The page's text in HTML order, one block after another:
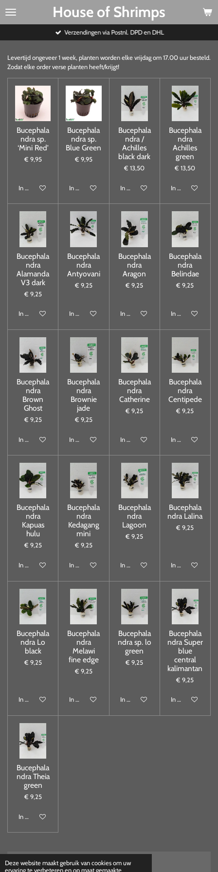
Deze website maakt gebruik van cookies om uw
ervaring te verbeteren en op maat gemaakte
Ga
House of Shrimps
Verzendingen via Postnl. DPD en DHL
Levertijd ongeveer 1 week, planten worden elke vrijdag om 17.00 uur besteld.
Zodat elke order verse planten heeft/krijgt!
Bucephala
ndra sp.
‘Mini Red’
€ 9,95
In winkelwagen
Bucephala
ndra sp.
Blue Green
€ 9,95
In winkelwagen
Bucephala
ndra /
Achilles
black dark
€ 13,50
In winkelwagen
Bucephala
ndra
Achilles
green
€ 13,50
In winkelwagen
Bucephala
ndra
Alamanda
V3 dark
€ 9,25
In winkelwagen
Bucephala
ndra
Antyovani
€ 9,25
In winkelwagen
Bucephala
ndra
Aragon
€ 9,25
In winkelwagen
Bucephala
ndra
Belindae
€ 9,25
In winkelwagen
Bucephala
ndra
Brown
Ghost
€ 9,25
In winkelwagen
Bucephala
ndra
Brownie
jade
€ 9,25
In winkelwagen
Bucephala
ndra
Catherine
€ 9,25
In winkelwagen
Bucephala
ndra
Centipede
€ 9,25
In winkelwagen
Bucephala
ndra
Kapuas
hulu
€ 9,25
In winkelwagen
Bucephala
ndra
Kedagang
mini
€ 9,25
In winkelwagen
Bucephala
ndra
Lagoon
€ 9,25
In winkelwagen
Bucephala
ndra Lalina
€ 9,25
In winkelwagen
Bucephala
ndra Lo
black
€ 9,25
In winkelwagen
Bucephala
ndra
Melawi
fine edge
€ 9,25
In winkelwagen
Bucephala
ndra sp. lo
green
€ 9,25
In winkelwagen
Bucephala
ndra Super
blue
central
kalimantan
€ 9,25
In winkelwagen
Bucephala
ndra Theia
green
€ 9,25
In winkelwagen